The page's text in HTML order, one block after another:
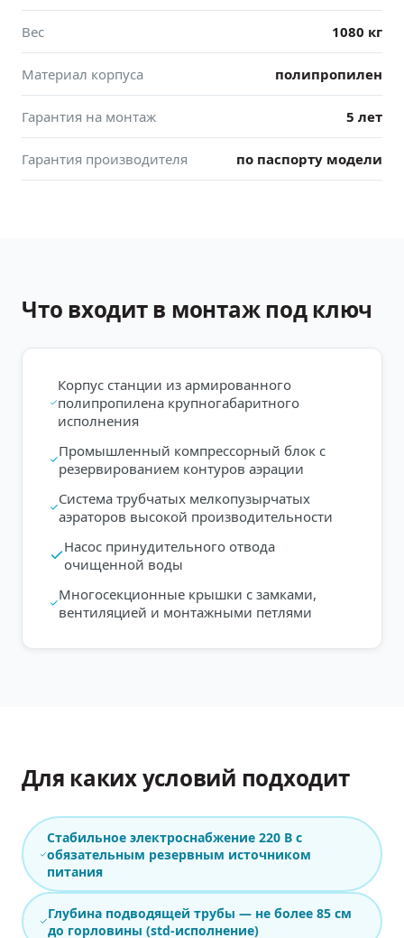
Вес 1080 кг
Материал корпуса полипропилен
Гарантия на монтаж 5 лет
Гарантия производителя по паспорту модели
Что входит в монтаж под ключ
Корпус станции из армированного
полипропилена крупногабаритного
исполнения
Промышленный компрессорный блок с
резервированием контуров аэрации
Система трубчатых мелкопузырчатых
аэраторов высокой производительности
Насос принудительного отвода
очищенной воды
Многосекционные крышки с замками,
вентиляцией и монтажными петлями
Для каких условий подходит
Стабильное электроснабжение 220 В с
обязательным резервным источником
питания
Глубина подводящей трубы — не более 85 см
до горловины (std-исполнение)